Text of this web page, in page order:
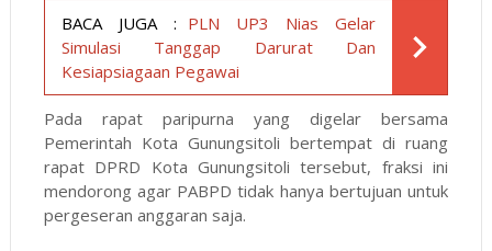
BACA JUGA : PLN UP3 Nias Gelar
Simulasi Tanggap Darurat Dan
Kesiapsiagaan Pegawai
Pada rapat paripurna yang digelar bersama
Pemerintah Kota Gunungsitoli bertempat di ruang
rapat DPRD Kota Gunungsitoli tersebut, fraksi ini
mendorong agar PABPD tidak hanya bertujuan untuk
pergeseran anggaran saja.